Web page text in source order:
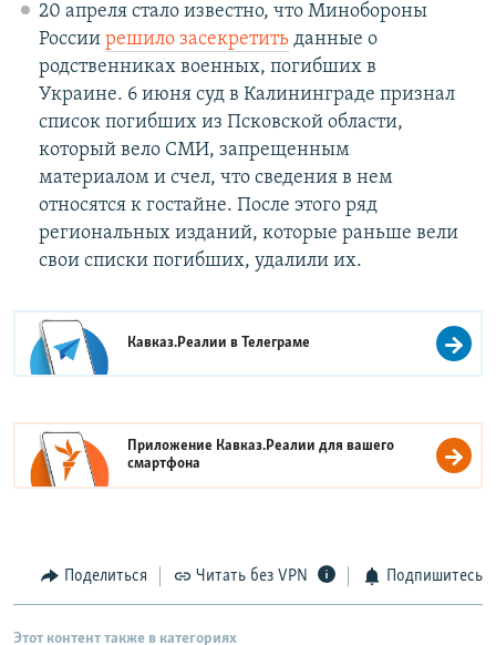
20 апреля стало известно, что Минобороны
России решило засекретитьданные о
родственниках военных, погибших в
Украине. 6 июня суд в Калининграде признал
список погибших из Псковской области,
который вело СМИ, запрещенным
материалом и счел, что сведения в нем
относятся к гостайне. После этого ряд
региональных изданий, которые раньше вели
свои списки погибших, удалили их.
Кавказ.Реалии вТелеграме
Приложение Кавказ.Реалии для вашего
смартфона
Поделиться Читать без VPN Подпишитесь
Этот контент также в категориях